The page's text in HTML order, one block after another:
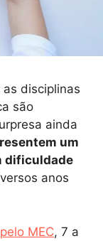
disciplinas
são
ainda
um
dificuldade
anos
MEC, 7 a